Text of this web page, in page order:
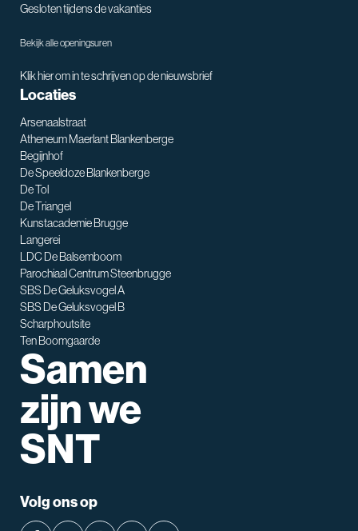
Gesloten tijdens de vakanties
Bekijk alle openingsuren
Klik hier om in te schrijven op de nieuwsbrief
Locaties
Arsenaalstraat
Atheneum Maerlant Blankenberge
Begijnhof
De Speeldoze Blankenberge
De Tol
De Triangel
Kunstacademie Brugge
Langerei
LDC De Balsemboom
Parochiaal Centrum Steenbrugge
SBS De Geluksvogel A
SBS De Geluksvogel B
Scharphoutsite
Ten Boomgaarde
Samen
zijn we
SNT
Volg ons op
SNT assistent
Waarmee kan ik je helpen?